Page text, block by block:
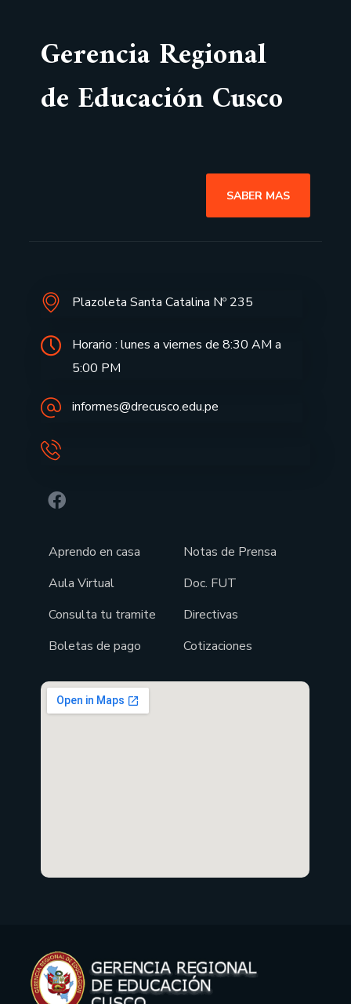
Gerencia Regional
de Educación Cusco
SABER MAS
Plazoleta Santa Catalina Nº 235
Horario : lunes a viernes de 8:30 AM a
5:00 PM
informes@drecusco.edu.pe
Aprendo en casa
Aula Virtual
Consulta tu tramite
Boletas de pago
Notas de Prensa
Doc. FUT
Directivas
Cotizaciones